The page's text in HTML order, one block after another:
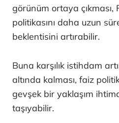
görünüm ortaya çıkması,
politikasını daha uzun
beklentisini artırabilir.
Buna karşılık istihdam
altında kalması, faiz
gevşek bir yaklaşım
taşıyabilir.